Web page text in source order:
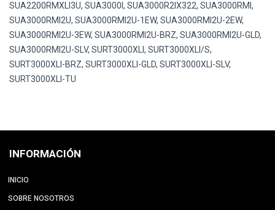
SUA2200RMXLI3U, SUA3000I, SUA3000R2IX322, SUA3000RMI,
SUA3000RMI2U, SUA3000RMI2U-1EW, SUA3000RMI2U-2EW,
SUA3000RMI2U-3EW, SUA3000RMI2U-BRZ, SUA3000RMI2U-GLD,
SUA3000RMI2U-SLV, SURT3000XLI, SURT3000XLI/S,
SURT3000XLI-BRZ, SURT3000XLI-GLD, SURT3000XLI-SLV,
SURT3000XLI-TU
INFORMACIÓN
INICIO
SOBRE NOSOTROS